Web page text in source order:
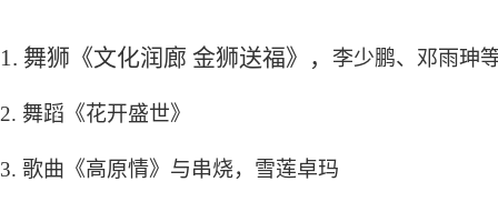
1. 舞狮《文化润廊 金狮送福》， 李少鹏、邓雨珅
2. 舞蹈 《花开盛世》
3. 歌曲 《高原情》 与串烧，雪莲卓玛